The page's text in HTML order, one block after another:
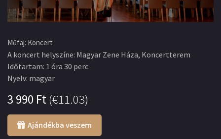
Műfaj: Koncert
A koncert helyszíne: Magyar Zene Háza, Koncertterem
Időtartam: 1 óra 30 perc
Nyelv: magyar
3 990 Ft(€11.03)
Ajándékba veszem